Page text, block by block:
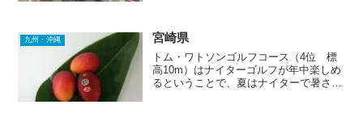
ルフ場をはしごするのも...
九州・沖縄 宮崎県
トム・ワトソンゴルフコース（4位 標
高10m）はナイターゴルフが年中楽しめ
るということで、夏はナイターで暑さを